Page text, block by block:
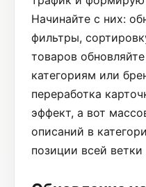
Начинайте с них:
фильтры,
товаров
категориям или
переработка
эффект, а вот
описаний в
позиции всей ветки